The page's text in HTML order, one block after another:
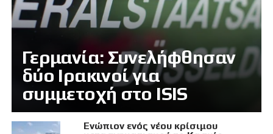
Γερμανία: Συνελήφθησαν
δύο Ιρακινοί για
συμμετοχή στο ISIS
Eνώπιον ενός νέου κρίσιμου